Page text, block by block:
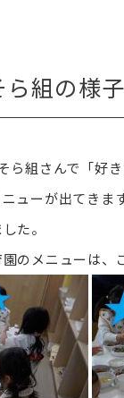
組の様子
ら組さんで「好
ューが出てき
た。
のメニューは、